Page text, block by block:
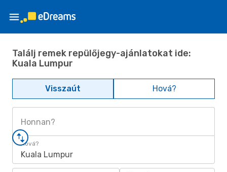
Találj remek repülőjegy-ajánlatokat ide:
Kuala Lumpur
Visszaút Hová?
Honnan?
Hová?
Kuala Lumpur